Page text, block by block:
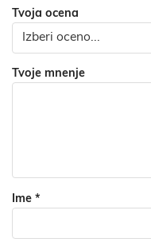
Tvoja ocena
Tvoje mnenje
Ime *